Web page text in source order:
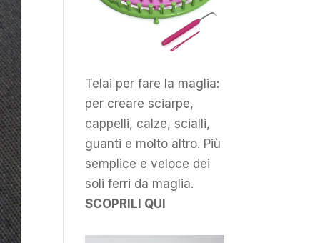
Telai per fare la maglia:
per creare sciarpe,
cappelli, calze, scialli,
guanti e molto altro. Più
semplice e veloce dei
soli ferri da maglia.
SCOPRILI QUI